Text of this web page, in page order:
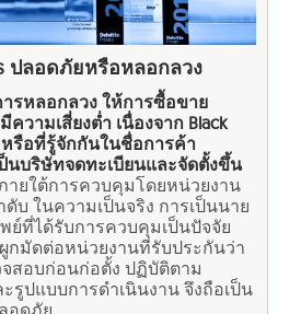
ปลอดภัยหรือหลอกลวง
ารหลอกลวง ให้การซื้อขาย
ความเสี่ยงต่ำ เนื่องจาก Black
หรือที่รู้จักกันในชื่อการค้า
ป็นบริษัทจดทะเบียนและจัดตั้งขึ้น
ายใต้การควบคุมโดยหน่วยงาน
บ ในความเป็นจริง การเป็นนาย
ที่ได้รับการควบคุมเป็นปัจจัย
กมัดต่อหน่วยงานที่รับประกันว่า
สอบก่อนก่อตั้ง ปฏิบัติตาม
รูปแบบการดำเนินงาน จึงถือเป็น
อดภัย